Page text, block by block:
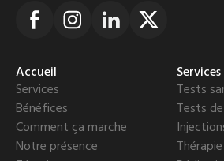
Accueil
Services
Bénéfices
Comment ça marche
Notre présence
Services
Tests
Tests